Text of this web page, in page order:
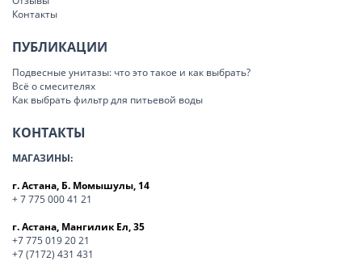
Контакты
ПУБЛИКАЦИИ
Подвесные унитазы: что это такое и как выбрать?
Всё о смесителях
Как выбрать фильтр для питьевой воды
КОНТАКТЫ
МАГАЗИНЫ:
г. Астана, Б. Момышулы, 14
+ 7 775 000 41 21
г. Астана, Мангилик Ел, 35
+7 775 019 20 21
+7 (7172) 431 431